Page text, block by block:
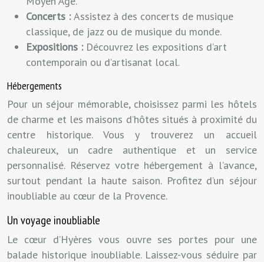
Concerts :Assistez à des concerts de musique
classique, de jazz ou de musique du monde.
Expositions : Découvrez les expositions d’art
contemporain ou d’artisanat local.
Hébergements
Pour un séjour mémorable, choisissez parmi les hôtels
de charme et les maisons d’hôtes situés à proximité du
centre historique. Vous y trouverez un accueil
chaleureux, un cadre authentique et un service
personnalisé. Réservez votre hébergement à l’avance,
surtout pendant la haute saison. Profitez d’un séjour
inoubliable au cœur de la Provence.
Un voyage inoubliable
Le cœur d’Hyères vous ouvre ses portes pour une
balade historique inoubliable. Laissez-vous séduire par